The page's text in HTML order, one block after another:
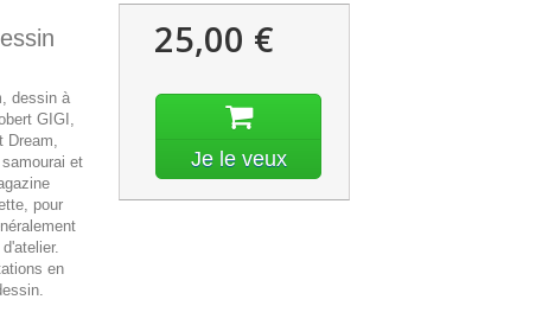
dessin à
GIGI,
Dream,
et
pour
en
25,00 €
Je le veux